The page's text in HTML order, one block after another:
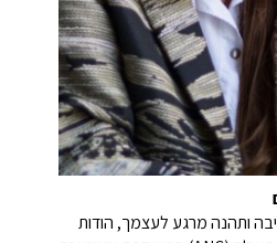
ותהנה מרגע לעצמך, הודות